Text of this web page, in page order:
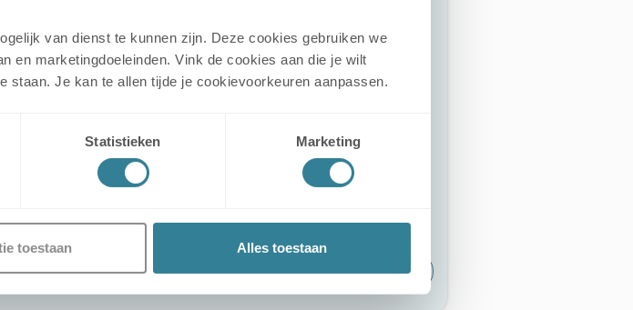
van dienst te kunnen zijn. Deze cookies gebruiken we
en marketingdoeleinden. Vink de cookies aan die je wilt
staan. Je kan te allen tijde je cookievoorkeuren aanpassen.
Statistieken Marketing
toestaan Alles toestaan
✓Informatie over je stalling & pakket
✓Contract(en) en facturen inzien
Meer over Mijn Stalling31